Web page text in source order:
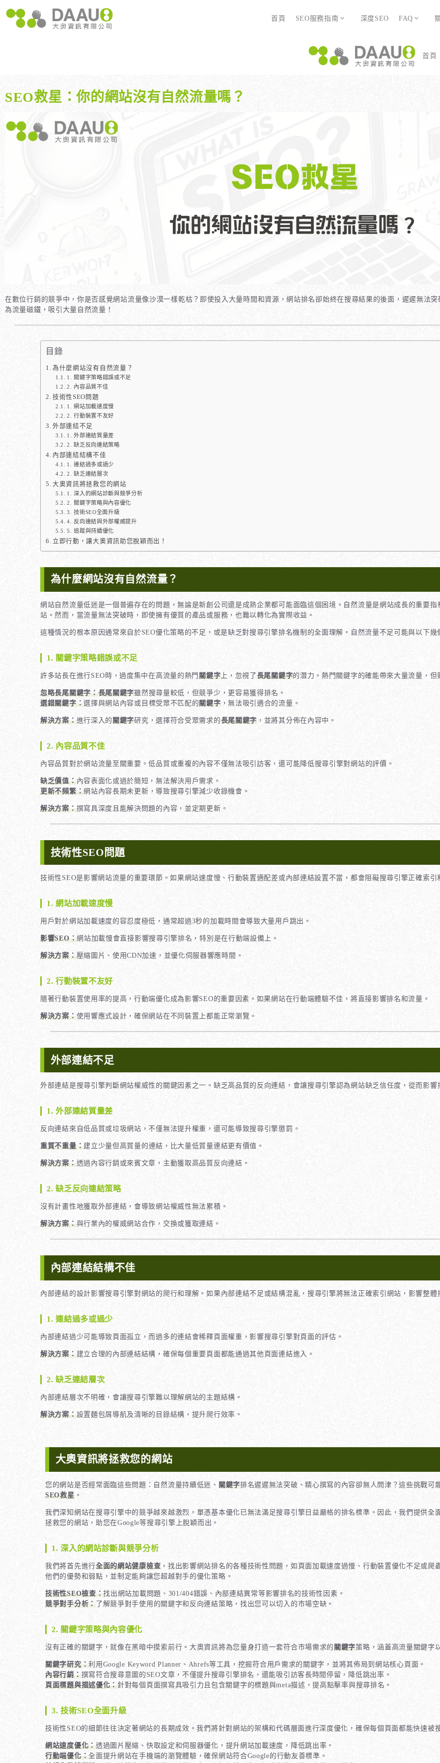
至
首頁 SEO服務指南
八大專業SEO服務：網站流量快速成長
SEO 救星：你的網站沒有自然流量嗎？
專業SEO撰寫：提升網站SEO自然排序
維基百科：提升品牌形象與SEO的雙贏策略
網站系統開發：打造高效能業務需求的網站
全面優化網站語法：提升SEO表現
關鍵字分析：精準制定SEO策略
調整SEO關鍵字分布：精準地收錄
大奧專業寫手團隊：賦予深度與價值
深度SEO FAQ
SEO 的定義與基本概念
SEO 的運作原理
SEO 的重要性：為什麼企業需要它？
什麼是白帽SEO、灰帽SEO與黑帽SEO？
如何知道哪些服務最適合我的業務？
SEO 優化的具體流程是什麼？
廣告行銷基礎知識
廣告平台與策略選擇
Google Ads 和 Facebook 廣告有
預算與效益管理
首頁
大奧獨家 AISEO矩陣系統｜SEO自動化輕鬆佈局關鍵字
SEO 救星：你的網站沒有自然流量嗎？
專業SEO撰寫：提升網站SEO自然排序
全面優化網站語法：提升SEO表現
如何開始 SEO？新手指南
SEO 的運作原理
SEO 的重要性：為什麼企業需要它？
我們提供哪些 SEO 服務？
SEO救星：你的網站沒有自然流量嗎？
在數位行銷的競爭中，你是否感覺網站流量像沙漠一樣乾枯？即使投入大量時間和資源，網站排名卻始終在搜尋結果的後面，遲遲無法
為流量磁鐵，吸引大量自然流量！
目錄
為什麼網站沒有自然流量？
1. 關鍵字策略錯誤或不足
2. 內容品質不佳
技術性SEO問題
1. 網站加載速度慢
2. 行動裝置不友好
外部連結不足
1. 外部連結質量差
2. 缺乏反向連結策略
內部連結結構不佳
1. 連結過多或過少
2. 缺乏連結層次
大奧資訊將拯救您的網站
1. 深入的網站診斷與競爭分析
2. 關鍵字策略與內容優化
3. 技術SEO全面升級
4. 反向連結與外部權威提升
5. 追蹤與持續優化
立即行動，讓大奧資訊助您脫穎而出！
為什麼網站沒有自然流量？
網站自然流量低迷是一個普遍存在的問題，無論是新創公司還是成熟企業都可能面臨這個困境。自然流量是網站成長的重要
站。然而，當流量無法突破時，即使擁有優質的產品或服務，也難以轉化為實際收益。
這種情況的根本原因通常來自於SEO優化策略的不足，或是缺乏對搜尋引擎排名機制的全面理解。自然流量不足可能與以下
1. 關鍵字策略錯誤或不足
許多站長在進行SEO時，過度集中在高流量的熱門關鍵字 上，忽視了長尾關鍵字的潛力。熱門關鍵字的確能帶來大量流量，
忽略長尾關鍵字：長尾關鍵字雖然搜尋量較低，但競爭少，更容易獲得排名。
選錯關鍵字：選擇與網站內容或目標受眾不匹配的關鍵字，無法吸引適合的流量。
解決方案：進行深入的關鍵字研究，選擇符合受眾需求的長尾關鍵字 ，並將其分佈在內容中。
2. 內容品質不佳
內容品質對於網站流量至關重要。低品質或重複的內容不僅無法吸引訪客，還可能降低搜尋引擎對網站的評價。
缺乏價值：內容表面化或過於簡短，無法解決用戶需求。
更新不頻繁：網站內容長期未更新，導致搜尋引擎減少收錄機會。
解決方案：撰寫具深度且能解決問題的內容，並定期更新。
技術性SEO問題
技術性SEO是影響網站流量的重要環節。如果網站速度慢、行動裝置適配差或內部連結設置不當，都會阻礙搜尋引擎正確索引
1. 網站加載速度慢
用戶對於網站加載速度的容忍度極低，通常超過3秒的加載時間會導致大量用戶跳出。
影響SEO：網站加載慢會直接影響搜尋引擎排名，特別是在行動端設備上。
解決方案：壓縮圖片、使用CDN加速，並優化伺服器響應時間。
2. 行動裝置不友好
隨著行動裝置使用率的提高，行動端優化成為影響SEO的重要因素。如果網站在行動端體驗不佳，將直接影響排名和流量。
解決方案：使用響應式設計，確保網站在不同裝置上都能正常瀏覽。
外部連結不足
外部連結是搜尋引擎判斷網站權威性的關鍵因素之一。缺乏高品質的反向連結，會讓搜尋引擎認為網站缺乏信任度，從而影響
1. 外部連結質量差
反向連結來自低品質或垃圾網站，不僅無法提升權重，還可能導致搜尋引擎懲罰。
重質不重量：建立少量但高質量的連結，比大量低質量連結更有價值。
解決方案：透過內容行銷或來賓文章，主動獲取高品質反向連結。
2. 缺乏反向連結策略
沒有計畫性地獲取外部連結，會導致網站權威性無法累積。
解決方案：與行業內的權威網站合作，交換或獲取連結。
內部連結結構不佳
內部連結的設計影響搜尋引擎對網站的爬行和理解。如果內部連結不足或結構混亂，搜尋引擎將無法正確索引網站，影響整體
1. 連結過多或過少
內部連結過少可能導致頁面孤立，而過多的連結會稀釋頁面權重，影響搜尋引擎對頁面的評估。
解決方案：建立合理的內部連結結構，確保每個重要頁面都能通過其他頁面連結進入。
2. 缺乏連結層次
內部連結層次不明確，會讓搜尋引擎難以理解網站的主題結構。
解決方案：設置麵包屑導航及清晰的目錄結構，提升爬行效率。
大奧資訊將拯救您的網站
您的網站是否經常面臨這些問題：自然流量持續低迷、 關鍵字排名遲遲無法突破、精心撰寫的內容卻無人問津？這些挑戰可
SEO救星。
我們深知網站在搜尋引擎中的競爭越來越激烈，單憑基本優化已無法滿足搜尋引擎日益嚴格的排名標準。因此，我們提供全
拯救您的網站，助您在Google等搜尋引擎上脫穎而出。
1. 深入的網站診斷與競爭分析
我們將首先進行全面的網站健康檢查 ，找出影響網站排名的各種技術性問題，如頁面加載速度過慢、行動裝置優化不足或
他們的優勢和弱點，並制定能夠讓您超越對手的優化策略。
技術性SEO檢查：找出網站加載問題、301/404錯誤、內部連結異常等影響排名的技術性因素。
競爭對手分析：了解競爭對手使用的關鍵字和反向連結策略，找出您可以切入的市場空缺。
2. 關鍵字策略與內容優化
沒有正確的關鍵字，就像在黑暗中摸索前行。大奧資訊將為您量身打造一套符合市場需求的關鍵字策略，涵蓋高流量關鍵字
關鍵字研究：利用Google Keyword Planner、Ahrefs等工具，挖掘符合用戶需求的關鍵字，並將其佈局到網站核心頁面。
內容行銷：撰寫符合搜尋意圖的SEO文章，不僅提升搜尋引擎排名，還能吸引訪客長時間停留，降低跳出率。
頁面標題與描述優化：針對每個頁面撰寫具吸引力且包含關鍵字的標題與meta描述，提高點擊率與搜尋排名。
3. 技術SEO全面升級
技術性SEO的細節往往決定著網站的長期成效。我們將針對網站的架構和代碼層面進行深度優化，確保每個頁面都能快速被
網站速度優化：透過圖片壓縮、快取設定和伺服器優化，提升網站加載速度，降低跳出率。
行動端優化：全面提升網站在手機端的瀏覽體驗，確保網站符合Google的行動友善標準。